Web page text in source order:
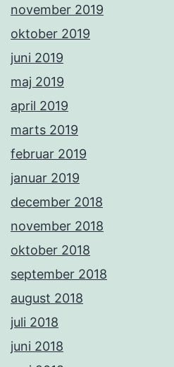
november 2019
oktober 2019
juni 2019
maj 2019
april 2019
marts 2019
februar 2019
januar 2019
december 2018
november 2018
oktober 2018
september 2018
august 2018
juli 2018
juni 2018